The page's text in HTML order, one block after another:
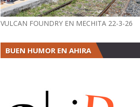
VULCAN FOUNDRY EN MECHITA 22-3-26
BUEN HUMOR EN AHIRA